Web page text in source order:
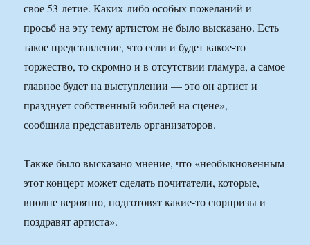
свое 53-летие. Каких-либо особых пожеланий и
просьб на эту тему артистом не было высказано. Есть
такое представление, что если и будет какое-то
торжество, то скромно и в отсутствии гламура, а самое
главное будет на выступлении — это он артист и
празднует собственный юбилей на сцене», —
сообщила представитель организаторов.
Также было высказано мнение, что «необыкновенным
этот концерт может сделать почитатели, которые,
вполне вероятно, подготовят какие-то сюрпризы и
поздравят артиста».